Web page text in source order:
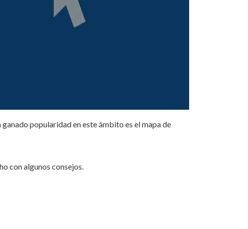
popularidad en este ámbito es el mapa de
con algunos consejos.